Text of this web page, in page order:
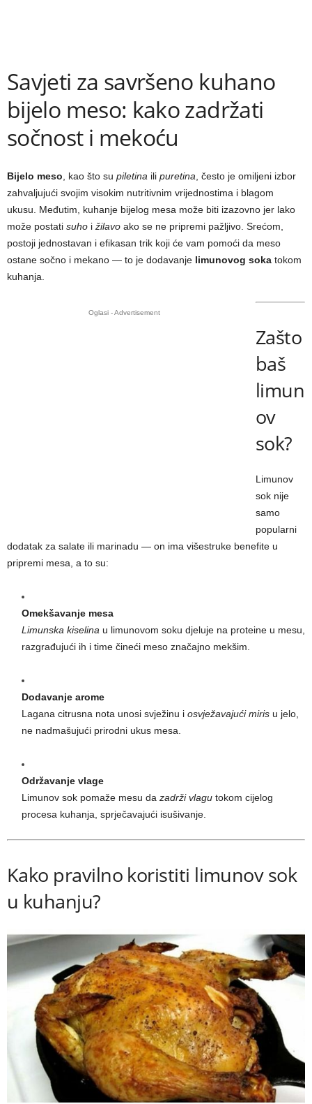
Savjeti za savršeno kuhano
bijelo meso: kako zadržati
sočnost i mekoću
Bijelo meso, kao što su piletina ili puretina, često je omiljeni izbor
zahvaljujući svojim visokim nutritivnim vrijednostima i blagom
ukusu. Međutim, kuhanje bijelog mesa može biti izazovno jer lako
može postati suho i žilavo ako se ne pripremi pažljivo. Srećom,
postoji jednostavan i efikasan trik koji će vam pomoći da meso
ostane sočno i mekano — to je dodavanje limunovog soka tokom
kuhanja.
Oglasi - Advertisement
Zašto
baš
limun
ov
sok?
Limunov
sok nije
samo
popularni
dodatak za salate ili marinadu — on ima višestruke benefite u
pripremi mesa, a to su:
Omekšavanje mesa
Limunska kiselina u limunovom soku djeluje na proteine u mesu,
razgrađujući ih i time čineći meso značajno mekšim.
Dodavanje arome
Lagana citrusna nota unosi svježinu i osvježavajući miris u jelo,
ne nadmašujući prirodni ukus mesa.
Održavanje vlage
Limunov sok pomaže mesu da zadrži vlagu tokom cijelog
procesa kuhanja, sprječavajući isušivanje.
Kako pravilno koristiti limunov sok
u kuhanju?